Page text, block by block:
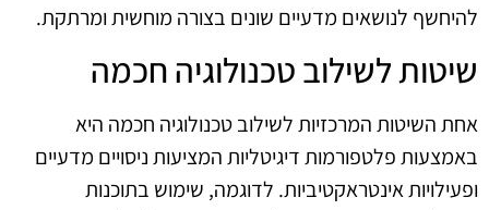
להיחשף לנושאים מדעיים שונים בצורה מוחשית ומרתקת.
שיטות לשילוב טכנולוגיה חכמה
אחת השיטות המרכזיות לשילוב טכנולוגיה חכמה היא
באמצעות פלטפורמות דיגיטליות המציעות ניסויים מדעיים
ופעילויות אינטראקטיביות. לדוגמה, שימוש בתוכנות